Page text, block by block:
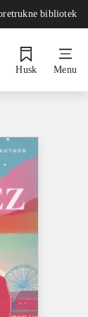
bibliotek
Husk Menu